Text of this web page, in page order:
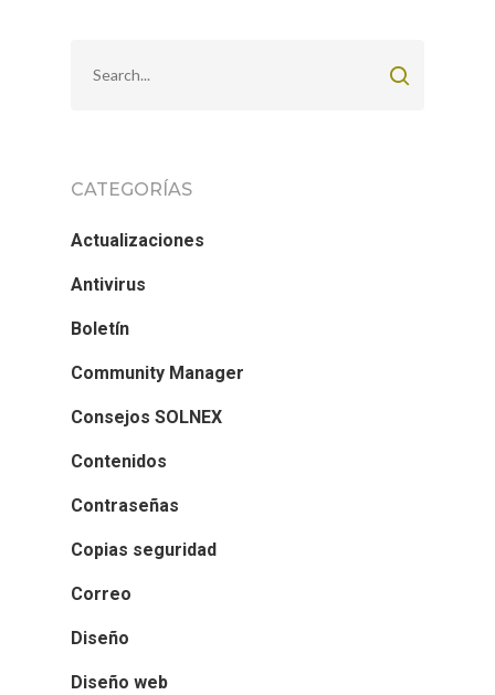
CATEGORÍAS
Actualizaciones
Antivirus
Boletín
Community Manager
Consejos SOLNEX
Contenidos
Contraseñas
Copias seguridad
Correo
Diseño
Diseño web